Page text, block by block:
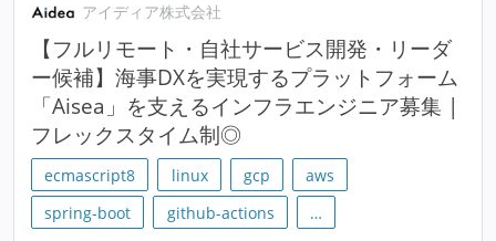
アイディア株式会社
【フルリモート・自社サービス開発・リーダ
ー候補】海事DXを実現するプラットフォーム
「Aisea」を支えるインフラエンジニア募集 |
フレックスタイム制◎
ecmascript8 linux gcp
aws
spring-boot
github-actions …